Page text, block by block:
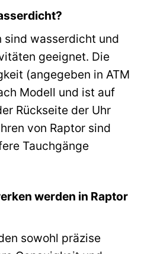
sind wasserdicht und
geeignet. Die
(angegeben in ATM
Modell und ist auf
Rückseite der Uhr
von Raptor sind
Tauchgänge
werden in Raptor
sowohl präzise